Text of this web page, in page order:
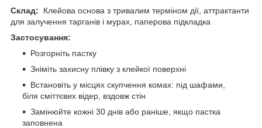
Склад: Клейова основа з тривалим терміном дії, аттрактанти
для залучення тарганів і мурах, паперова підкладка
Застосування:
Розгорніть пастку
Зніміть захисну плівку з клейкої поверхні
Встановіть у місцях скупчення комах: під шафами,
біля сміттєвих відер, вздовж стін
Замінюйте кожні 30 днів або раніше, якщо пастка
заповнена